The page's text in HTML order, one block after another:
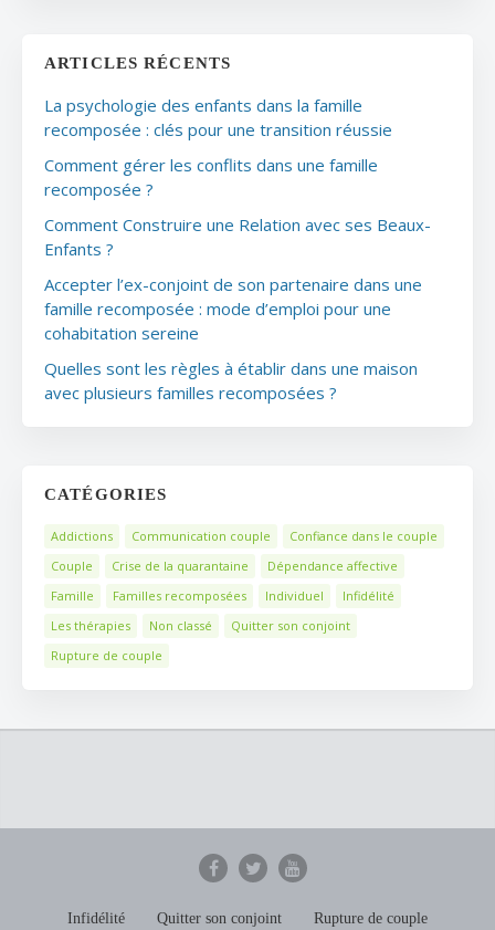
ARTICLES RÉCENTS
La psychologie des enfants dans la famille
recomposée : clés pour une transition réussie
Comment gérer les conflits dans une famille
recomposée ?
Comment Construire une Relation avec ses Beaux-
Enfants ?
Accepter l’ex-conjoint de son partenaire dans une
famille recomposée : mode d’emploi pour une
cohabitation sereine
Quelles sont les règles à établir dans une maison
avec plusieurs familles recomposées ?
CATÉGORIES
Addictions Communication couple
Confiance dans le couple
Couple
Crise de la quarantaine
Dépendance affective
Famille
Familles recomposées Individuel
Infidélité
Les thérapies
Non classé
Quitter son conjoint
Rupture de couple
Infidélité Quitter son conjoint Rupture de couple